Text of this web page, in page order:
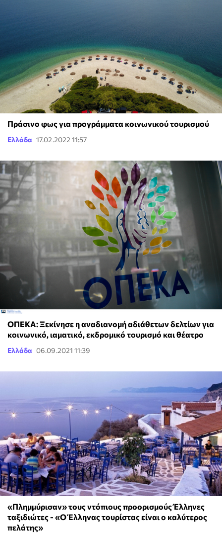
Πράσινο φως για προγράμματα κοινωνικού τουρισμού
Ελλάδα 17.02.2022 11:57
ΟΠΕΚΑ: Ξεκίνησε η αναδιανομή αδιάθετων δελτίων για
κοινωνικό, ιαματικό, εκδρομικό τουρισμό και θέατρο
Ελλάδα 06.09.2021 11:39
«Πλημμύρισαν» τους ντόπιους προορισμούς Έλληνες
ταξιδιώτες - «Ο Έλληνας τουρίστας είναι ο καλύτερος
πελάτης»